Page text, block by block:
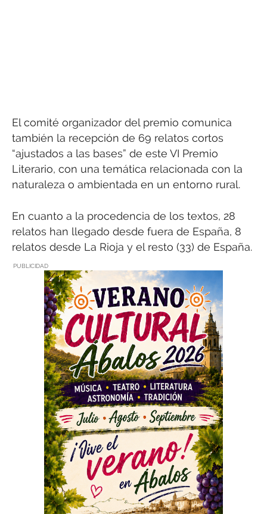
El comité organizador del premio comunica
también la recepción de 69 relatos cortos
“ajustados a las bases” de este VI Premio
Literario, con una temática relacionada con la
naturaleza o ambientada en un entorno rural.
En cuanto a la procedencia de los textos, 28
relatos han llegado desde fuera de España, 8
relatos desde La Rioja y el resto (33) de España.
PUBLICIDAD